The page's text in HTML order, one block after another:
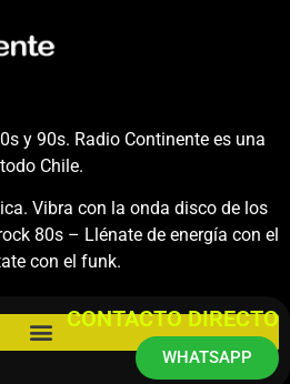
y 90s. Radio Continente es una
Chile.
Vibra con la onda disco de los
80s – Llénate de energía con el
con el funk.
CONTACTO DIRECTO
WHATSAPP